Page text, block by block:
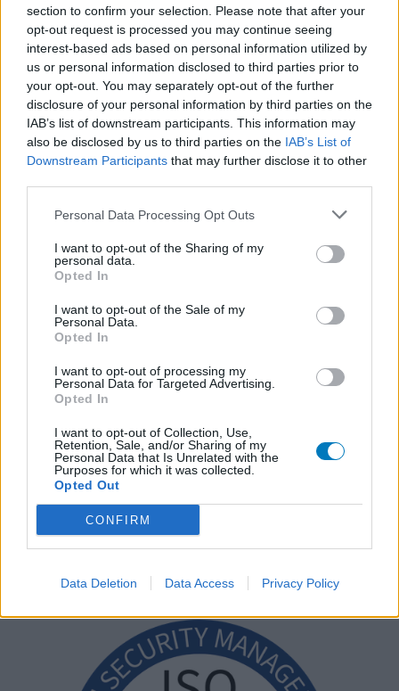
section to confirm your selection. Please note that after your
opt-out request is processed you may continue seeing
interest-based ads based on personal information utilized by
us or personal information disclosed to third parties prior to
your opt-out. You may separately opt-out of the further
disclosure of your personal information by third parties on the
IAB’s list of downstream participants. This information may
also be disclosed by us to third parties on the IAB’s List of
Downstream Participants that may further disclose it to other
Personal Data Processing Opt Outs
I want to opt-out of the Sharing of my
personal data.
Opted In
I want to opt-out of the Sale of my
Personal Data.
Opted In
I want to opt-out of processing my
Personal Data for Targeted Advertising.
Opted In
I want to opt-out of Collection, Use,
Retention, Sale, and/or Sharing of my
Personal Data that Is Unrelated with the
Purposes for which it was collected.
Opted Out
CONFIRM
Data Deletion Data Access Privacy Policy